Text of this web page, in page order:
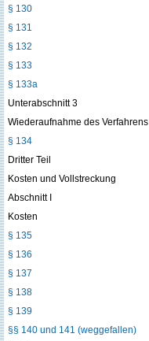
§ 130
§ 131
§ 132
§ 133
§ 133a
Unterabschnitt 3
Wiederaufnahme des Verfahrens
§ 134
Dritter Teil
Kosten und Vollstreckung
Abschnitt I
Kosten
§ 135
§ 136
§ 137
§ 138
§ 139
§§ 140 und 141 (weggefallen)